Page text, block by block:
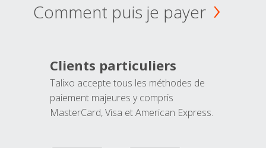
Comment puis je payer
Clients particuliers
Talixo accepte tous les méthodes de
paiement majeures y compris
MasterCard, Visa et American Express.